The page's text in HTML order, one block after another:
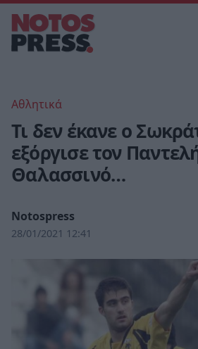
Αθλητικά
Τι δεν έκανε ο
εξόργισε τον
Θαλασσινό…
Notospress
28/01/2021 12:41